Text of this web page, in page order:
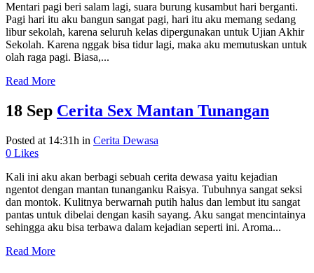
Mentari pagi beri salam lagi, suara burung kusambut hari berganti.
Pagi hari itu aku bangun sangat pagi, hari itu aku memang sedang
libur sekolah, karena seluruh kelas dipergunakan untuk Ujian Akhir
Sekolah. Karena nggak bisa tidur lagi, maka aku memutuskan untuk
olah raga pagi. Biasa,...
Read More
18 Sep Cerita Sex Mantan Tunangan
Posted at 14:31h in Cerita Dewasa
0 Likes
Kali ini aku akan berbagi sebuah cerita dewasa yaitu kejadian
ngentot dengan mantan tunanganku Raisya. Tubuhnya sangat seksi
dan montok. Kulitnya berwarnah putih halus dan lembut itu sangat
pantas untuk dibelai dengan kasih sayang. Aku sangat mencintainya
sehingga aku bisa terbawa dalam kejadian seperti ini. Aroma...
Read More